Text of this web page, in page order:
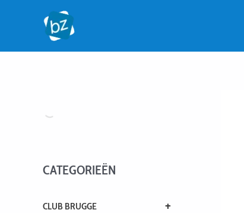
CATEGORIEËN
CLUB BRUGGE +